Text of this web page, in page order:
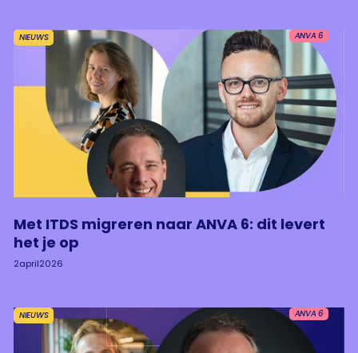
ANVA 6
NIEUWS
Met ITDS migreren naar ANVA 6: dit levert
het je op
2april2026
ANVA 6
NIEUWS